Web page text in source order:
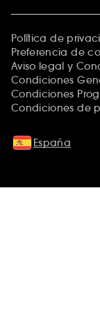
Política de
Preferencia de
Aviso legal y
Condiciones
Condiciones
Condiciones de
España